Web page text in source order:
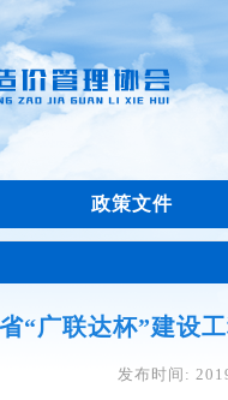
政策文件
“广联达杯”建设
发布时间: